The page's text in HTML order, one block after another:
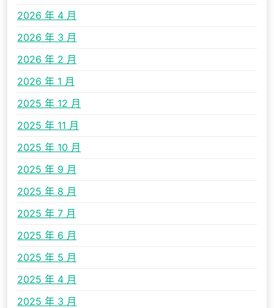
2026 年 4 月
2026 年 3 月
2026 年 2 月
2026 年 1 月
2025 年 12 月
2025 年 11 月
2025 年 10 月
2025 年 9 月
2025 年 8 月
2025 年 7 月
2025 年 6 月
2025 年 5 月
2025 年 4 月
2025 年 3 月